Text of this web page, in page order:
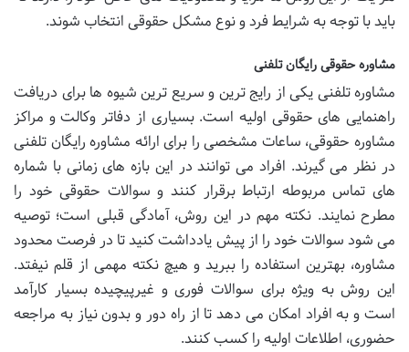
باید با توجه به شرایط فرد و نوع مشکل حقوقی انتخاب شوند.
مشاوره حقوقی رایگان تلفنی
مشاوره تلفنی یکی از رایج ترین و سریع ترین شیوه ها برای دریافت
راهنمایی های حقوقی اولیه است. بسیاری از دفاتر وکالت و مراکز
مشاوره حقوقی، ساعات مشخصی را برای ارائه مشاوره رایگان تلفنی
در نظر می گیرند. افراد می توانند در این بازه های زمانی با شماره
های تماس مربوطه ارتباط برقرار کنند و سوالات حقوقی خود را
مطرح نمایند. نکته مهم در این روش، آمادگی قبلی است؛ توصیه
می شود سوالات خود را از پیش یادداشت کنید تا در فرصت محدود
مشاوره، بهترین استفاده را ببرید و هیچ نکته مهمی از قلم نیفتد.
این روش به ویژه برای سوالات فوری و غیرپیچیده بسیار کارآمد
است و به افراد امکان می دهد تا از راه دور و بدون نیاز به مراجعه
حضوری، اطلاعات اولیه را کسب کنند.